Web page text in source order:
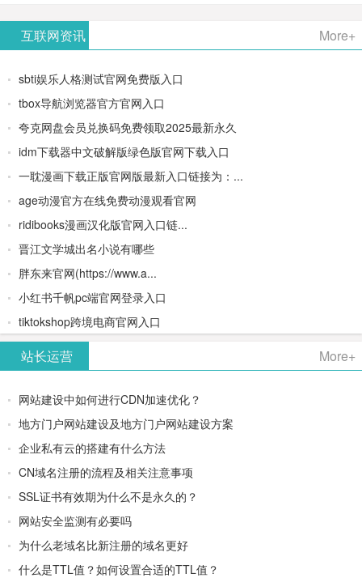
OpenAI最
新AI图像
生成器
境/深度集
成
Doubao-
1.5-pro与
- AI论文写
高质量
PPT
互联网资讯 More+
sbti娱乐人格测试官网免费版入口
tbox导航浏览器官方官网入口
夸克网盘会员兑换码免费领取2025最新永久
idm下载器中文破解版绿色版官网下载入口
一耽漫画下载正版官网版最新入口链接为：...
age动漫官方在线免费动漫观看官网
ridibooks漫画汉化版官网入口链...
晋江文学城出名小说有哪些
胖东来官网(https://www.a...
小红书千帆pc端官网登录入口
tiktokshop跨境电商官网入口
站长运营 More+
网站建设中如何进行CDN加速优化？
地方门户网站建设及地方门户网站建设方案
企业私有云的搭建有什么方法
CN域名注册的流程及相关注意事项
SSL证书有效期为什么不是永久的？
网站安全监测有必要吗
为什么老域名比新注册的域名更好
什么是TTL值？如何设置合适的TTL值？